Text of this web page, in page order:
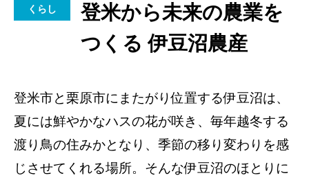
くらし
登米から未来の農業を
つくる 伊豆沼農産
登米市と栗原市にまたがり位置する伊豆沼は、
夏には鮮やかなハスの花が咲き、毎年越冬する
渡り鳥の住みかとなり、季節の移り変わりを感
じさせてくれる場所。そんな伊豆沼のほとりに